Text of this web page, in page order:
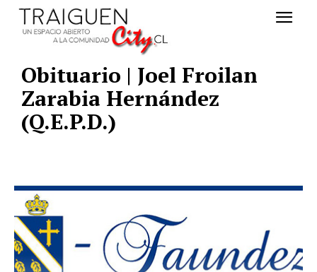
Obituario | Joel Froilan
Zarabia Hernández
(Q.E.P.D.)